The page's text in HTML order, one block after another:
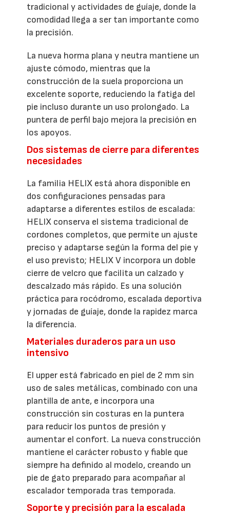
tradicional y actividades de guíaje, donde la
comodidad llega a ser tan importante como
la precisión.
La nueva horma plana y neutra mantiene un
ajuste cómodo, mientras que la
construcción de la suela proporciona un
excelente soporte, reduciendo la fatiga del
pie incluso durante un uso prolongado. La
puntera de perfil bajo mejora la precisión en
los apoyos.
Dos sistemas de cierre para diferentes
necesidades
La familia HELIX está ahora disponible en
dos configuraciones pensadas para
adaptarse a diferentes estilos de escalada:
HELIX conserva el sistema tradicional de
cordones completos, que permite un ajuste
preciso y adaptarse según la forma del pie y
el uso previsto; HELIX V incorpora un doble
cierre de velcro que facilita un calzado y
descalzado más rápido. Es una solución
práctica para rocódromo, escalada deportiva
y jornadas de guíaje, donde la rapidez marca
la diferencia.
Materiales duraderos para un uso
intensivo
El upper está fabricado en piel de 2 mm sin
uso de sales metálicas, combinado con una
plantilla de ante, e incorpora una
construcción sin costuras en la puntera
para reducir los puntos de presión y
aumentar el confort. La nueva construcción
mantiene el carácter robusto y fiable que
siempre ha definido al modelo, creando un
pie de gato preparado para acompañar al
escalador temporada tras temporada.
Soporte y precisión para la escalada